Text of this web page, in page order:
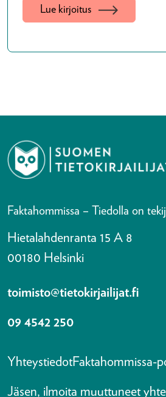
Lue kirjoitus
Faktahommissa – Tiedolla on
Hietalahdenranta 15 A 8
00180 Helsinki
toimisto@tietokirjailijat.fi
09 4542 250
YhteystiedotFaktahommissa-
Jäsen, ilmoita muuttuneet